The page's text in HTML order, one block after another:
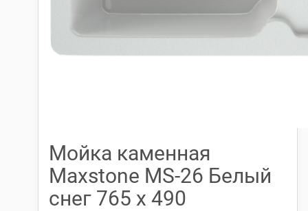
Мойка каменная
Maxstone МS-26 Белый
снег 765 х 490